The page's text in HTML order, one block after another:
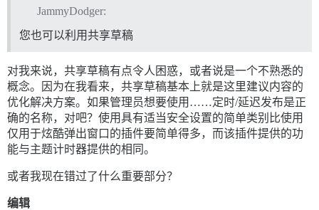
JammyDodger:
您也可以利用共享草稿
对我来说，共享草稿有点令人困惑，或者说是一个不熟悉的
概念。因为在我看来，共享草稿基本上就是这里建议内容的
优化解决方案。如果管理员想要使用……定时/延迟发布是正
确的名称，对吧？使用具有适当安全设置的简单类别比使用
仅用于炫酷弹出窗口的插件要简单得多，而该插件提供的功
能与主题计时器提供的相同。
或者我现在错过了什么重要部分？
编辑